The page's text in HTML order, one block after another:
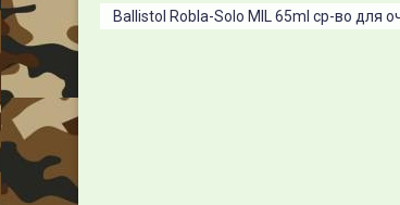
Ballistol Robla-Solo MIL 65ml ср-во для